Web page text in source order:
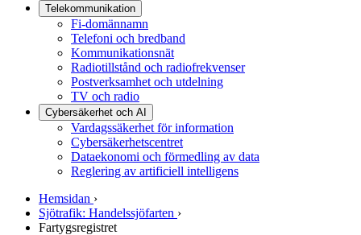
Telekommunikation
Fi-domännamn
Telefoni och bredband
Kommunikationsnät
Radiotillstånd och radiofrekvenser
Postverksamhet och utdelning
TV och radio
Cybersäkerhet och AI
Vardagssäkerhet för information
Cybersäkerhetscentret
Dataekonomi och förmedling av data
Reglering av artificiell intelligens
Hemsidan ›
Sjötrafik: Handelssjöfarten ›
Fartygsregistret